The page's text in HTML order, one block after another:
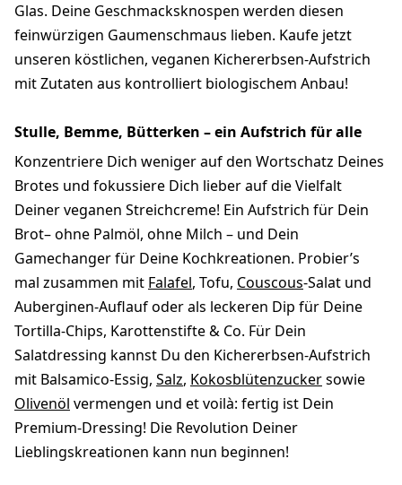
Glas. Deine Geschmacksknospen werden diesen
feinwürzigen Gaumenschmaus lieben. Kaufe jetzt
unseren köstlichen, veganen Kichererbsen-Aufstrich
mit Zutaten aus kontrolliert biologischem Anbau!
Stulle, Bemme, Bütterken – ein Aufstrich für alle
Konzentriere Dich weniger auf den Wortschatz Deines
Brotes und fokussiere Dich lieber auf die Vielfalt
Deiner veganen Streichcreme! Ein Aufstrich für Dein
Brot– ohne Palmöl, ohne Milch – und Dein
Gamechanger für Deine Kochkreationen. Probier’s
mal zusammen mit Falafel, Tofu, Couscous-Salat und
Auberginen-Auflauf oder als leckeren Dip für Deine
Tortilla-Chips, Karottenstifte & Co. Für Dein
Salatdressing kannst Du den Kichererbsen-Aufstrich
mit Balsamico-Essig, Salz, Kokosblütenzuckersowie
Olivenöl vermengen und et voilà: fertig ist Dein
Premium-Dressing! Die Revolution Deiner
Lieblingskreationen kann nun beginnen!